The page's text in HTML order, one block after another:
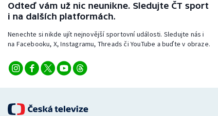
Short track
Sportovní střelba
Veslování
Odteď vám už nic neunikne. Sledujte ČT sport
i na dalších platformách.
Nenechte si nikde ujít nejnovější sportovní události. Sledujte nás i
na Facebooku, X, Instagramu, Threads či YouTube a buďte v obraze.